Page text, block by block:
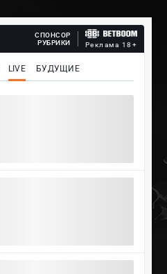
СПОНСОР
РУБРИКИ
Реклама 18+
LIVE БУДУЩИЕ